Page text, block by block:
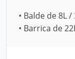
• Balde de 8L /
• Barrica de